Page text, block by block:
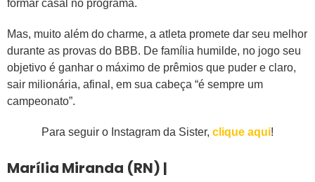
formar casal no programa.
Mas, muito além do charme, a atleta promete dar seu melhor
durante as provas do BBB. De família humilde, no jogo seu
objetivo é ganhar o máximo de prêmios que puder e claro,
sair milionária, afinal, em sua cabeça “é sempre um
campeonato”.
Para seguir o Instagram da Sister, clique aqui!
Marília Miranda (RN) |